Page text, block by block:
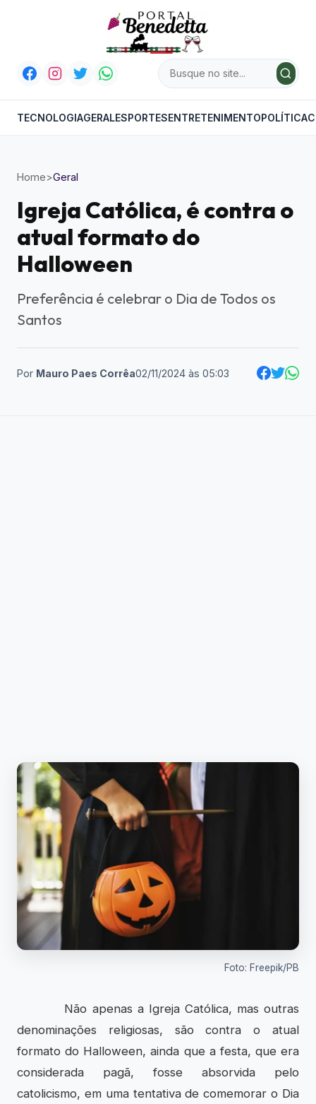
TECNOLOGIAGERALESPORTESENTRETENIMENTOPOLÍTICA
Home>Geral
Igreja Católica, é contra o
atual formato do
Halloween
Preferência é celebrar o Dia de Todos os
Santos
Por Mauro Paes Corrêa02/11/2024 às 05:03
Foto: Freepik/PB
Não apenas a Igreja Católica, mas outras
denominações religiosas, são contra o atual
formato do Halloween, ainda que a festa, que era
considerada pagã, fosse absorvida pelo
catolicismo, em uma tentativa de comemorar o Dia